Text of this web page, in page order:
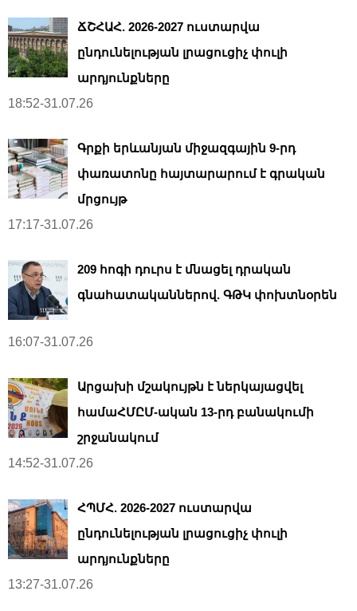
ՃՇՀԱՀ. 2026-2027 ուստարվա
ընդունելության լրացուցիչ փուլի
արդյունքները
18:52-31.07.26
Գրքի երևանյան միջազգային 9-րդ
փառատոնը հայտարարում է գրական
մրցույթ
17:17-31.07.26
209 հոգի դուրս է մնացել դրական
գնահատականներով. ԳԹԿ փոխտնօրեն
16:07-31.07.26
Արցախի մշակույթն է ներկայացվել
համաՀՄԸՄ-ական 13-րդ բանակումի
շրջանակում
14:52-31.07.26
ՀՊՄՀ. 2026-2027 ուստարվա
ընդունելության լրացուցիչ փուլի
արդյունքները
13:27-31.07.26